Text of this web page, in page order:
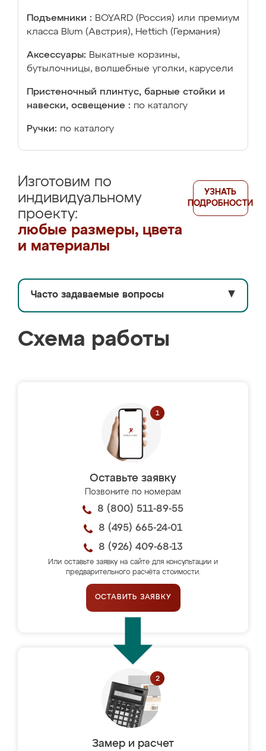
Подъемники : BOYARD (Россия) или премиум
класса Blum (Австрия), Hettich (Германия)
Аксессуары: Выкатные корзины,
бутылочницы, волшебные уголки, карусели
Пристеночный плинтус, барные стойки и
навески, освещение : по каталогу
Ручки: по каталогу
Изготовим по
индивидуальному
проекту:
любые размеры, цвета
и материалы
УЗНАТЬ
ПОДРОБНОСТИ
Часто задаваемые вопросы ▼
Схема работы
Оставьте заявку
Позвоните по номерам
8 (800) 511-89-55
8 (495) 665-24-01
8 (926) 409-68-13
Или оставьте заявку на сайте для консультации и
предварительного расчёта стоимости.
ОСТАВИТЬ ЗАЯВКУ
Замер и расчет